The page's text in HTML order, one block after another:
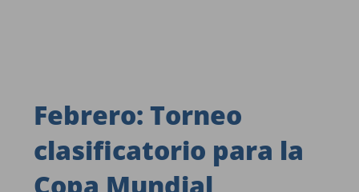
Febrero: Torneo
clasificatorio para la
Copa Mundial